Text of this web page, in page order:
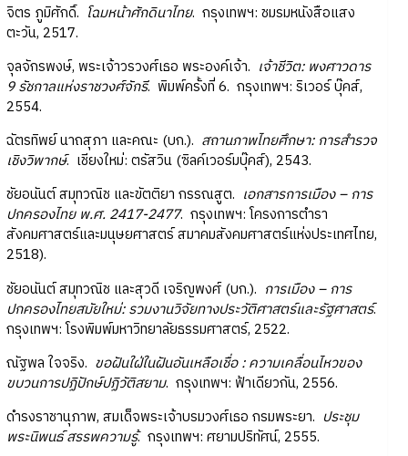
จิตร ภูมิศักดิ์. โฉมหน้าศักดินาไทย. กรุงเทพฯ: ชมรมหนังสือแสง
ตะวัน, 2517.
จุลจักรพงษ์, พระเจ้าวรวงศ์เธอ พระองค์เจ้า. เจ้าชีวิต: พงศาวดาร
9 รัชกาลแห่งราชวงศ์จักรี. พิมพ์ครั้งที่ 6. กรุงเทพฯ: ริเวอร์ บุ๊คส์,
2554.
ฉัตรทิพย์ นาถสุภา และคณะ (บก.). สถานภาพไทยศึกษา: การสำรวจ
เชิงวิพากษ์. เชียงใหม่: ตรัสวิน (ซิลค์เวอร์มบุ๊คส์), 2543.
ชัยอนันต์ สมุทวณิช และขัตติยา กรรณสูต. เอกสารการเมือง – การ
ปกครองไทย พ.ศ. 2417-2477. กรุงเทพฯ: โครงการตำรา
สังคมศาสตร์และมนุษยศาสตร์ สมาคมสังคมศาสตร์แห่งประเทศไทย,
2518).
ชัยอนันต์ สมุทวณิช และสุวดี เจริญพงศ์ (บก.). การเมือง – การ
ปกครองไทยสมัยใหม่: รวมงานวิจัยทางประวัติศาสตร์และรัฐศาสตร์.
กรุงเทพฯ: โรงพิมพ์มหาวิทยาลัยธรรมศาสตร์, 2522.
ณัฐพล ใจจริง. ขอฝันใฝ่ในฝันอันเหลือเชื่อ : ความเคลื่อนไหวของ
ขบวนการปฏิปักษ์ปฏิวัติสยาม. กรุงเทพฯ: ฟ้าเดียวกัน, 2556.
ดำรงราชานุภาพ, สมเด็จพระเจ้าบรมวงศ์เธอ กรมพระยา. ประชุม
พระนิพนธ์ สรรพความรู้. กรุงเทพฯ: ศยามปริทัศน์, 2555.